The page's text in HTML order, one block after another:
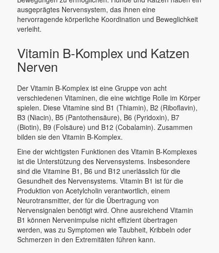
ausgeprägtes Nervensystem, das ihnen eine
hervorragende körperliche Koordination und Beweglichkeit
verleiht.
Vitamin B-Komplex und Katzen
Nerven
Der Vitamin B-Komplex ist eine Gruppe von acht
verschiedenen Vitaminen, die eine wichtige Rolle im Körper
spielen. Diese Vitamine sind B1 (Thiamin), B2 (Riboflavin),
B3 (Niacin), B5 (Pantothensäure), B6 (Pyridoxin), B7
(Biotin), B9 (Folsäure) und B12 (Cobalamin). Zusammen
bilden sie den Vitamin B-Komplex.
Eine der wichtigsten Funktionen des Vitamin B-Komplexes
ist die Unterstützung des Nervensystems. Insbesondere
sind die Vitamine B1, B6 und B12 unerlässlich für die
Gesundheit des Nervensystems. Vitamin B1 ist für die
Produktion von Acetylcholin verantwortlich, einem
Neurotransmitter, der für die Übertragung von
Nervensignalen benötigt wird. Ohne ausreichend Vitamin
B1 können Nervenimpulse nicht effizient übertragen
werden, was zu Symptomen wie Taubheit, Kribbeln oder
Schmerzen in den Extremitäten führen kann.